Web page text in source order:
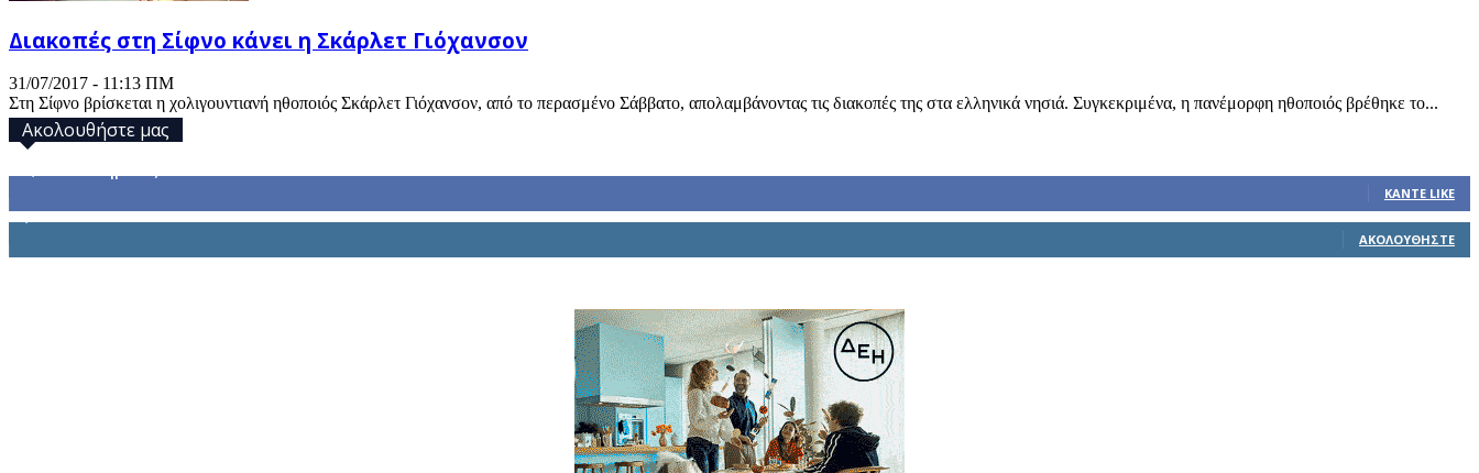
Διακοπές στη Σίφνο κάνει η Σκάρλετ Γιόχανσον
31/07/2017 - 11:13 ΠΜ
Στη Σίφνο βρίσκεται η χολιγουντιανή ηθοποιός Σκάρλετ Γιόχανσον, από το περασμένο Σάββατο, απολαμβάνοντας τις διακοπές της στα ελληνικά νησιά. Συγκεκριμένα, η πανέμορφη ηθοποιός βρέθηκε το...
Ακολουθήστε μας
ΚΆΝΤΕ LIKE
ΑΚΟΛΟΥΘΉΣΤΕ